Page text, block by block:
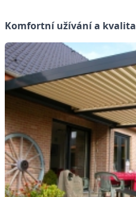
Komfortní užívání a kvalita